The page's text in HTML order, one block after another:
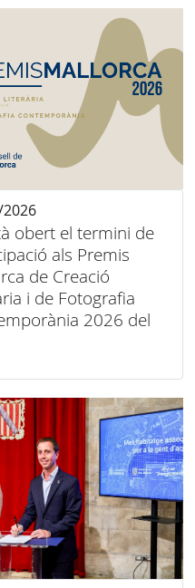
obert el termini de
als Premis
de Creació
i de Fotografia
2026 del